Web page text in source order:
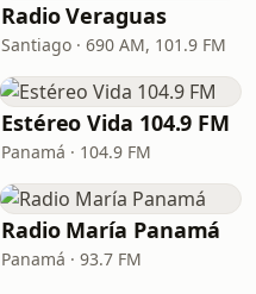
Radio Veraguas
Santiago · 690 AM, 101.9 FM
Estéreo Vida 104.9 FM
Panamá · 104.9 FM
Radio María Panamá
Panamá · 93.7 FM